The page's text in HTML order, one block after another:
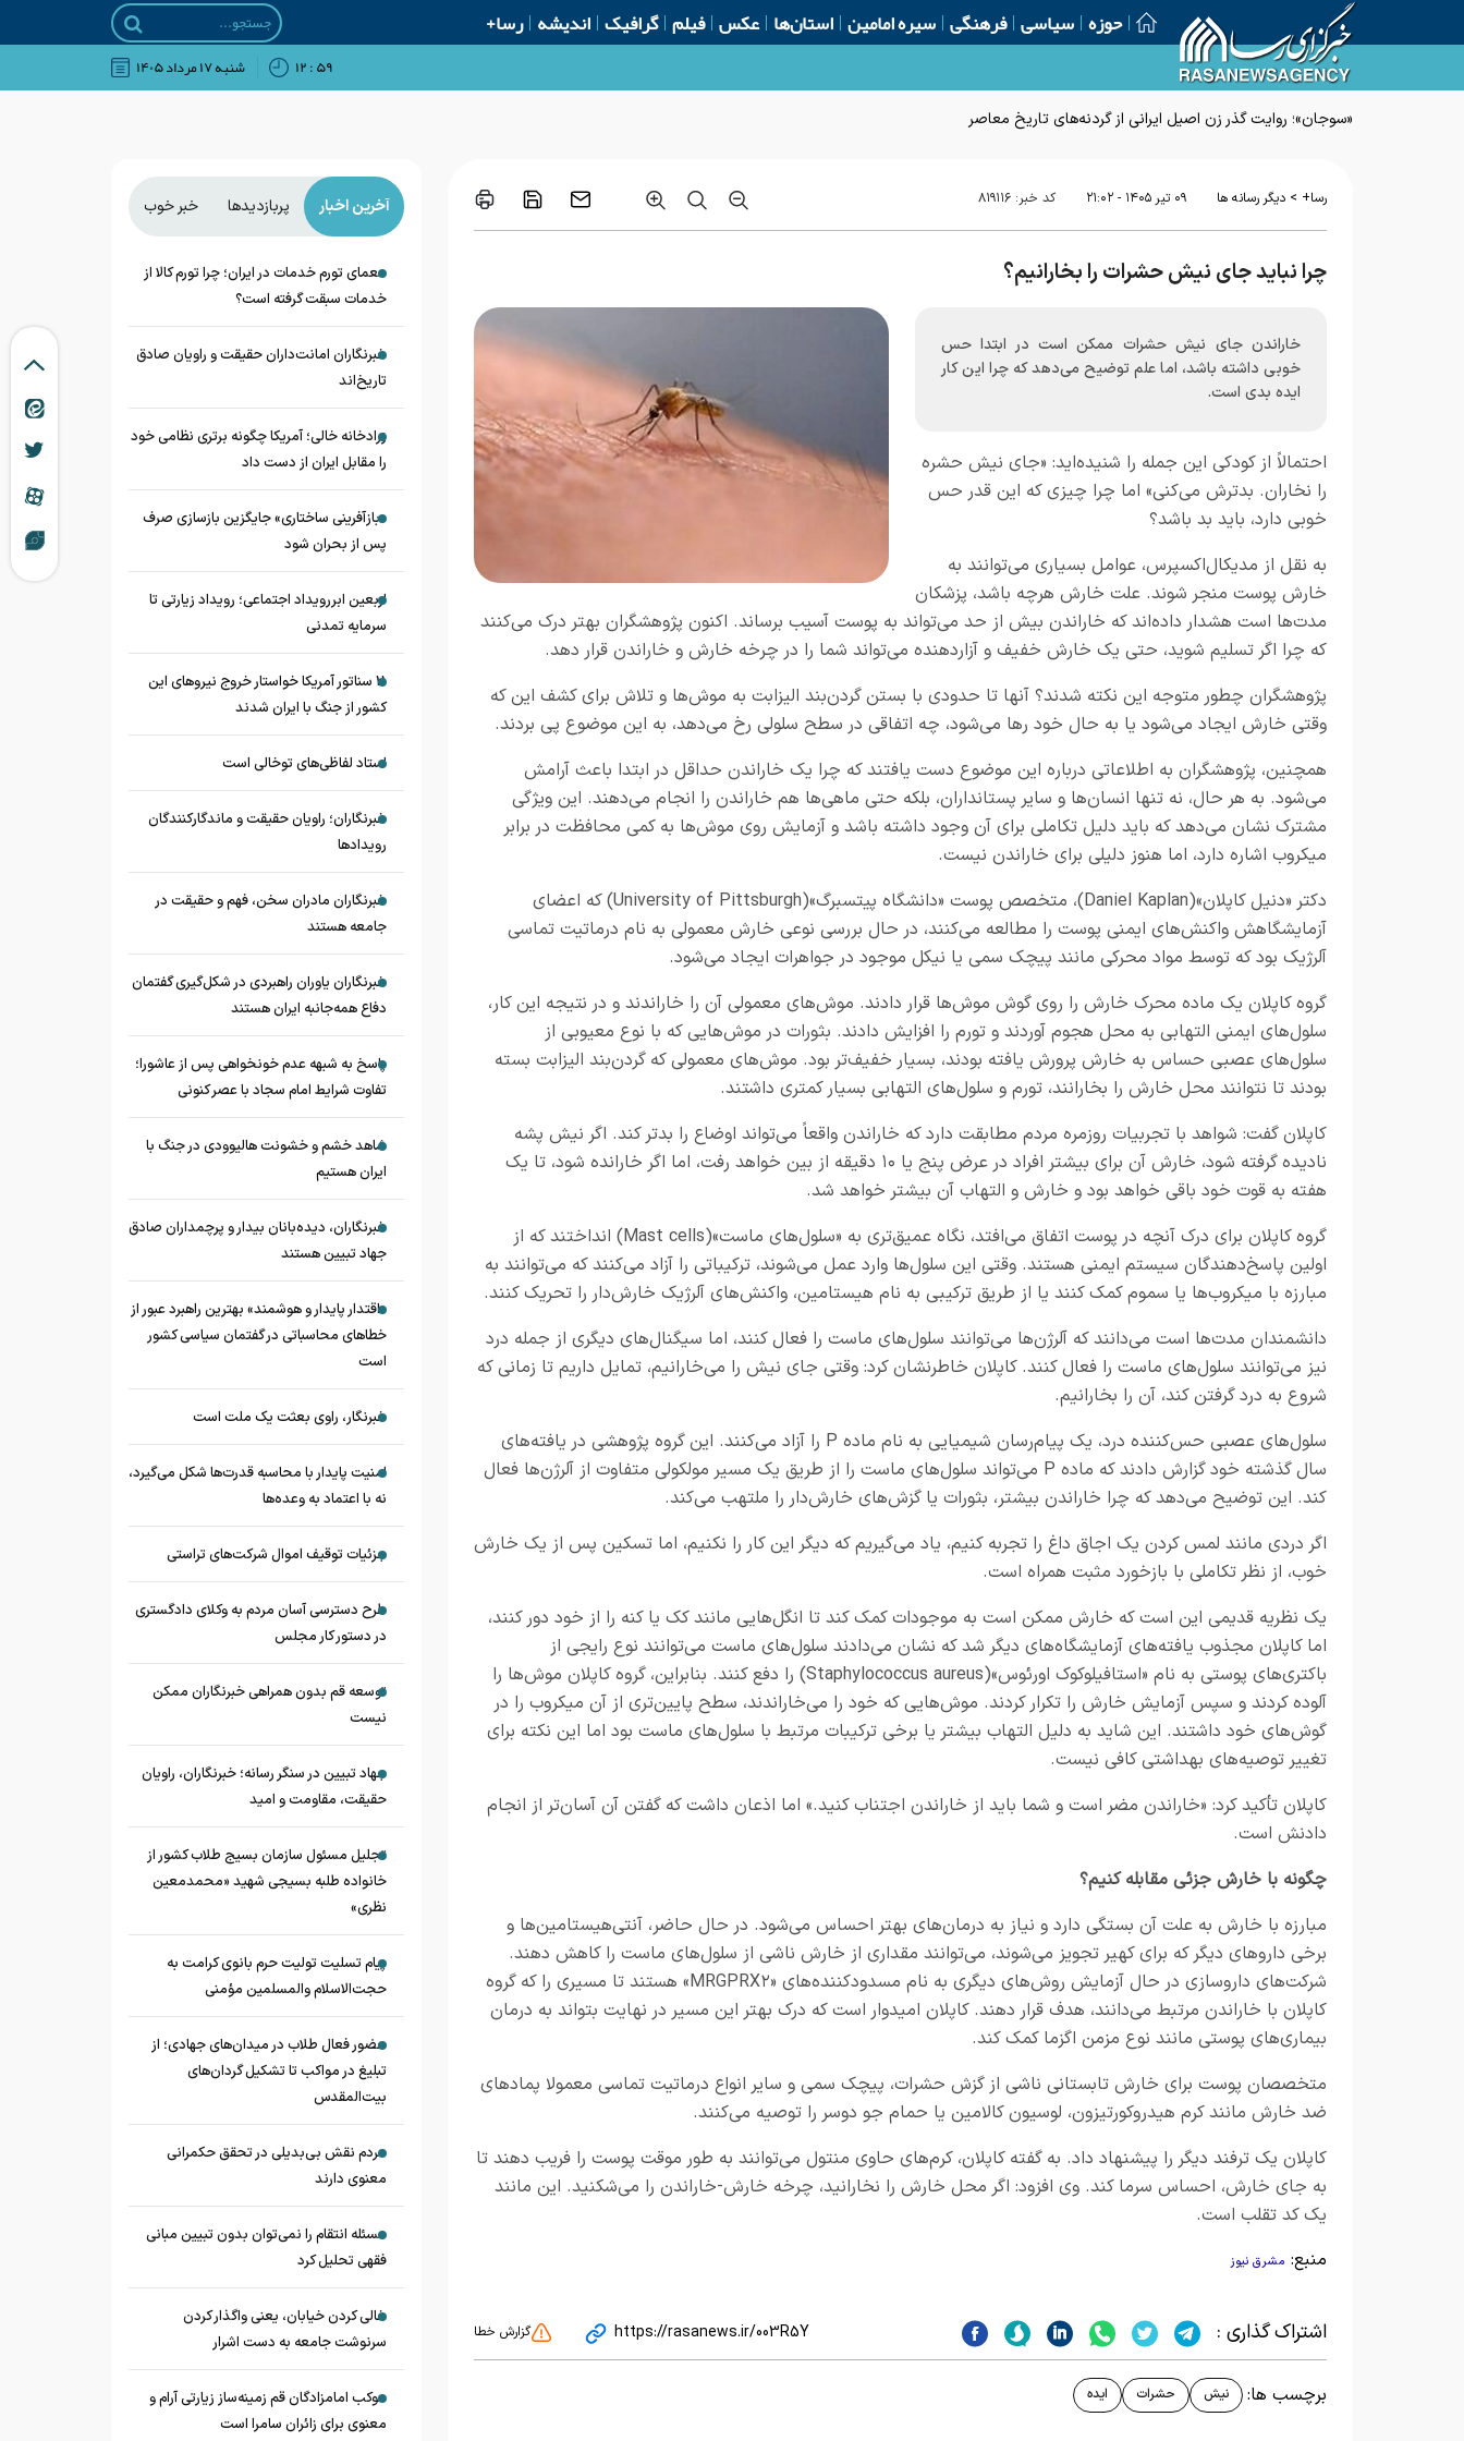
حوزه سیاسی فرهنگی سیره امامین استان‌ها عکس فیلم گرافیک اندیشه رسا+
۵۹ : ۱۲ شنبه ۱۷ مرداد ۱۴۰۵
«سوجان»؛ روایت گذر زن اصیل ایرانی از گردنه‌های تاریخ معاصر
رسا+ > دیگر رسانه ها ۰۹ تير ۱۴۰۵ - ۲۱:۰۲ کد خبر: ۸۱۹۱۱۶
چرا نباید جای نیش حشرات را بخارانیم؟
خاراندن جای نیش حشرات ممکن است در ابتدا حس
خوبی داشته باشد، اما علم توضیح می‌دهد که چرا این کار
ایده بدی است.
احتمالاً از کودکی این جمله را شنیده‌اید: «جای نیش حشره
را نخاران. بدترش می‌کنی» اما چرا چیزی که این قدر حس
خوبی دارد، باید بد باشد؟
به نقل از مدیکال‌اکسپرس، عوامل بسیاری می‌توانند به
خارش پوست منجر شوند. علت خارش هرچه باشد، پزشکان
مدت‌ها است هشدار داده‌اند که خاراندن بیش از حد می‌تواند به پوست آسیب برساند. اکنون پژوهشگران بهتر درک می‌کنند
که چرا اگر تسلیم شوید، حتی یک خارش خفیف و آزاردهنده می‌تواند شما را در چرخه خارش و خاراندن قرار دهد.
پژوهشگران چطور متوجه این نکته شدند؟ آنها تا حدودی با بستن گردن‌بند الیزابت به موش‌ها و تلاش برای کشف این که
وقتی خارش ایجاد می‌شود یا به حال خود رها می‌شود، چه اتفاقی در سطح سلولی رخ می‌دهد، به این موضوع پی بردند.
همچنین، پژوهشگران به اطلاعاتی درباره این موضوع دست یافتند که چرا یک خاراندن حداقل در ابتدا باعث آرامش
می‌شود. به هر حال، نه تنها انسان‌ها و سایر پستانداران، بلکه حتی ماهی‌ها هم خاراندن را انجام می‌دهند. این ویژگی
مشترک نشان می‌دهد که باید دلیل تکاملی برای آن وجود داشته باشد و آزمایش روی موش‌ها به کمی محافظت در برابر
میکروب اشاره دارد، اما هنوز دلیلی برای خاراندن نیست.
دکتر «دنیل کاپلان»(Daniel Kaplan)، متخصص پوست «دانشگاه پیتسبرگ»(University of Pittsburgh) که اعضای
آزمایشگاهش واکنش‌های ایمنی پوست را مطالعه می‌کنند، در حال بررسی نوعی خارش معمولی به نام درماتیت تماسی
آلرژیک بود که توسط مواد محرکی مانند پیچک سمی یا نیکل موجود در جواهرات ایجاد می‌شود.
گروه کاپلان یک ماده محرک خارش را روی گوش موش‌ها قرار دادند. موش‌های معمولی آن را خاراندند و در نتیجه این کار،
سلول‌های ایمنی التهابی به محل هجوم آوردند و تورم را افزایش دادند. بثورات در موش‌هایی که با نوع معیوبی از
سلول‌های عصبی حساس به خارش پرورش یافته بودند، بسیار خفیف‌تر بود. موش‌های معمولی که گردن‌بند الیزابت بسته
بودند تا نتوانند محل خارش را بخارانند، تورم و سلول‌های التهابی بسیار کمتری داشتند.
کاپلان گفت: شواهد با تجربیات روزمره مردم مطابقت دارد که خاراندن واقعاً می‌تواند اوضاع را بدتر کند. اگر نیش پشه
نادیده گرفته شود، خارش آن برای بیشتر افراد در عرض پنج یا ۱۰ دقیقه از بین خواهد رفت، اما اگر خارانده شود، تا یک
هفته به قوت خود باقی خواهد بود و خارش و التهاب آن بیشتر خواهد شد.
گروه کاپلان برای درک آنچه در پوست اتفاق می‌افتد، نگاه عمیق‌تری به «سلول‌های ماست»(Mast cells) انداختند که از
اولین پاسخ‌دهندگان سیستم ایمنی هستند. وقتی این سلول‌ها وارد عمل می‌شوند، ترکیباتی را آزاد می‌کنند که می‌توانند به
مبارزه با میکروب‌ها یا سموم کمک کنند یا از طریق ترکیبی به نام هیستامین، واکنش‌های آلرژیک خارش‌دار را تحریک کنند.
دانشمندان مدت‌ها است می‌دانند که آلرژن‌ها می‌توانند سلول‌های ماست را فعال کنند، اما سیگنال‌های دیگری از جمله درد
نیز می‌توانند سلول‌های ماست را فعال کنند. کاپلان خاطرنشان کرد: وقتی جای نیش را می‌خارانیم، تمایل داریم تا زمانی که
شروع به درد گرفتن کند، آن را بخارانیم.
سلول‌های عصبی حس‌کننده درد، یک پیام‌رسان شیمیایی به نام ماده P را آزاد می‌کنند. این گروه پژوهشی در یافته‌های
سال گذشته خود گزارش دادند که ماده P می‌تواند سلول‌های ماست را از طریق یک مسیر مولکولی متفاوت از آلرژن‌ها فعال
کند. این توضیح می‌دهد که چرا خاراندن بیشتر، بثورات یا گزش‌های خارش‌دار را ملتهب می‌کند.
اگر دردی مانند لمس کردن یک اجاق داغ را تجربه کنیم، یاد می‌گیریم که دیگر این کار را نکنیم، اما تسکین پس از یک خارش
خوب، از نظر تکاملی با بازخورد مثبت همراه است.
یک نظریه قدیمی این است که خارش ممکن است به موجودات کمک کند تا انگل‌هایی مانند کک یا کنه را از خود دور کنند،
اما کاپلان مجذوب یافته‌های آزمایشگاه‌های دیگر شد که نشان می‌دادند سلول‌های ماست می‌توانند نوع رایجی از
باکتری‌های پوستی به نام «استافیلوکوک اورئوس»(Staphylococcus aureus) را دفع کنند. بنابراین، گروه کاپلان موش‌ها را
آلوده کردند و سپس آزمایش خارش را تکرار کردند. موش‌هایی که خود را می‌خاراندند، سطح پایین‌تری از آن میکروب را در
گوش‌های خود داشتند. این شاید به دلیل التهاب بیشتر یا برخی ترکیبات مرتبط با سلول‌های ماست بود اما این نکته برای
تغییر توصیه‌های بهداشتی کافی نیست.
کاپلان تأکید کرد: «خاراندن مضر است و شما باید از خاراندن اجتناب کنید.» اما اذعان داشت که گفتن آن آسان‌تر از انجام
دادنش است.
چگونه با خارش جزئی مقابله کنیم؟
مبارزه با خارش به علت آن بستگی دارد و نیاز به درمان‌های بهتر احساس می‌شود. در حال حاضر، آنتی‌هیستامین‌ها و
برخی داروهای دیگر که برای کهیر تجویز می‌شوند، می‌توانند مقداری از خارش ناشی از سلول‌های ماست را کاهش دهند.
شرکت‌های داروسازی در حال آزمایش روش‌های دیگری به نام مسدودکننده‌های «MRGPRX۲» هستند تا مسیری را که گروه
کاپلان با خاراندن مرتبط می‌دانند، هدف قرار دهند. کاپلان امیدوار است که درک بهتر این مسیر در نهایت بتواند به درمان
بیماری‌های پوستی مانند نوع مزمن اگزما کمک کند.
متخصصان پوست برای خارش تابستانی ناشی از گزش حشرات، پیچک سمی و سایر انواع درماتیت تماسی معمولا پمادهای
ضد خارش مانند کرم هیدروکورتیزون، لوسیون کالامین یا حمام جو دوسر را توصیه می‌کنند.
کاپلان یک ترفند دیگر را پیشنهاد داد. به گفته کاپلان، کرم‌های حاوی منتول می‌توانند به طور موقت پوست را فریب دهند تا
به جای خارش، احساس سرما کند. وی افزود: اگر محل خارش را نخارانید، چرخه خارش-خاراندن را می‌شکنید. این مانند
یک کد تقلب است.
منبع: مشرق نیوز
اشتراک گذاری : https://rasanews.ir/003R5Y گزارش خطا
برچسب ها: نیش حشرات ایده
آخرین اخبار پربازدیدها خبر خوب
معمای تورم خدمات در ایران؛ چرا تورم کالا از
خدمات سبقت گرفته است؟
خبرنگاران امانت‌داران حقیقت و راویان صادق
تاریخ‌اند
زرادخانه‌ خالی؛ آمریکا چگونه برتری نظامی خود
را مقابل ایران از دست داد
«بازآفرینی ساختاری» جایگزین بازسازی صرف
پس از بحران شود
اربعین ابررویداد اجتماعی؛ رویداد زیارتی تا
سرمایه تمدنی
11 سناتور آمریکا خواستار خروج نیروهای این
کشور از جنگ با ایران شدند
استاد لفاظی‌های توخالی است
خبرنگاران؛ راویان حقیقت و ماندگارکنندگان
رویدادها
خبرنگاران مادران سخن، فهم و حقیقت در
جامعه هستند
خبرنگاران یاوران راهبردی در شکل‌گیری گفتمان
دفاع همه‌جانبه ایران هستند
پاسخ به شبهه عدم خونخواهی پس از عاشورا؛
تفاوت شرایط امام سجاد با عصر کنونی
شاهد خشم و خشونت هالیوودی در جنگ با
ایران هستیم
خبرنگاران، دیده‌بانان بیدار و پرچمداران صادق
جهاد تبیین هستند
«اقتدار پایدار و هوشمند» بهترین راهبرد عبور از
خطاهای محاسباتی در گفتمان سیاسی کشور
است
خبرنگار، راوی بعثت یک ملت است
امنیت پایدار با محاسبه قدرت‌ها شکل می‌گیرد،
نه با اعتماد به وعده‌ها
جزئیات توقیف اموال شرکت‌های تراستی
طرح دسترسی آسان مردم به وکلای دادگستری
در دستور کار مجلس
توسعه قم بدون همراهی خبرنگاران ممکن
نیست
جهاد تبیین در سنگر رسانه؛ خبرنگاران، راویان
حقیقت، مقاومت و امید
تجلیل مسئول سازمان بسیج طلاب کشور از
خانواده طلبه بسیجی شهید «محمدمعین
نظری»
پیام تسلیت تولیت حرم بانوی کرامت به
حجت‌الاسلام‌ و‌المسلمین مؤمنی
حضور فعال طلاب در میدان‌های جهادی؛ از
تبلیغ در مواکب تا تشکیل گردان‌های
بیت‌المقدس
مردم نقش بی‌بدیلی در تحقق حکمرانی
معنوی دارند
مسئله انتقام را نمی‌توان بدون تبیین مبانی
فقهی تحلیل کرد
خالی کردن خیابان، یعنی واگذار کردن
سرنوشت جامعه به دست اشرار
موکب امامزادگان قم زمینه‌ساز زیارتی آرام و
معنوی برای زائران سامرا است